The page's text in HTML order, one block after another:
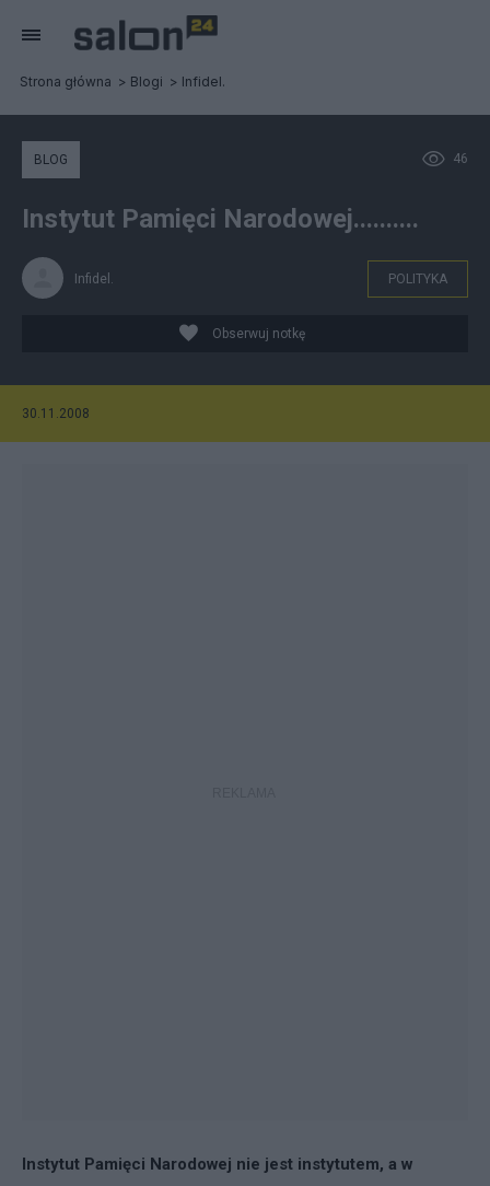
Strona główna Blogi Infidel.
46
BLOG
Instytut Pamięci Narodowej..........
Infidel. POLITYKA
Obserwuj notkę
30.11.2008
Instytut Pamięci Narodowej nie jest instytutem, a w